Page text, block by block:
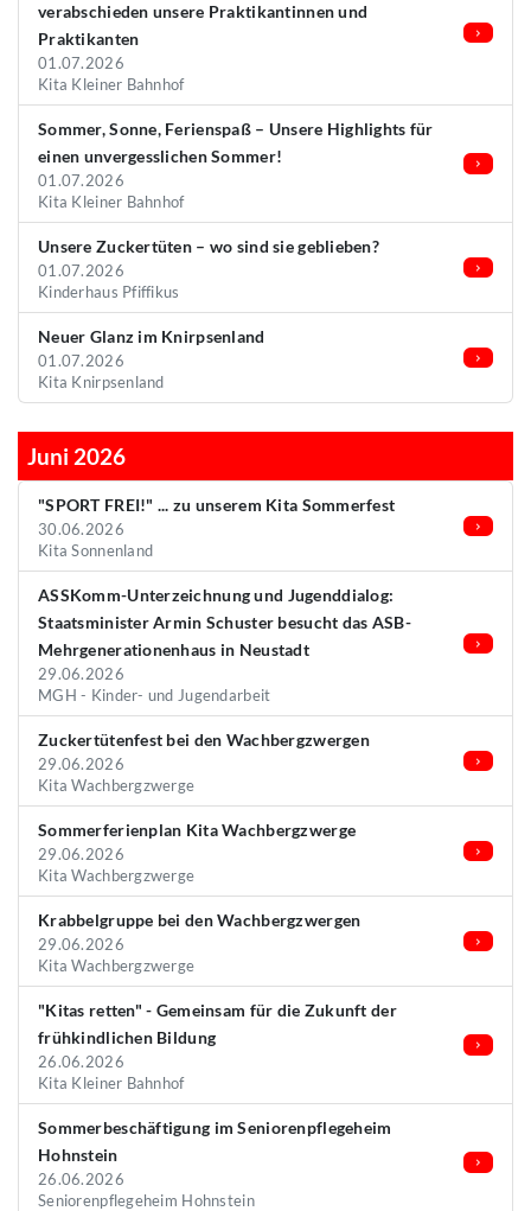
verabschieden unsere Praktikantinnen und
Praktikanten
01.07.2026
Kita Kleiner Bahnhof
Sommer, Sonne, Ferienspaß – Unsere Highlights für
einen unvergesslichen Sommer!
01.07.2026
Kita Kleiner Bahnhof
Unsere Zuckertüten – wo sind sie geblieben?
01.07.2026
Kinderhaus Pfiffikus
Neuer Glanz im Knirpsenland
01.07.2026
Kita Knirpsenland
Juni 2026
"SPORT FREI!" ... zu unserem Kita Sommerfest
30.06.2026
Kita Sonnenland
ASSKomm-Unterzeichnung und Jugenddialog:
Staatsminister Armin Schuster besucht das ASB-
Mehrgenerationenhaus in Neustadt
29.06.2026
MGH - Kinder- und Jugendarbeit
Zuckertütenfest bei den Wachbergzwergen
29.06.2026
Kita Wachbergzwerge
Sommerferienplan Kita Wachbergzwerge
29.06.2026
Kita Wachbergzwerge
Krabbelgruppe bei den Wachbergzwergen
29.06.2026
Kita Wachbergzwerge
"Kitas retten" - Gemeinsam für die Zukunft der
frühkindlichen Bildung
26.06.2026
Kita Kleiner Bahnhof
Sommerbeschäftigung im Seniorenpflegeheim
Hohnstein
26.06.2026
Seniorenpflegeheim Hohnstein